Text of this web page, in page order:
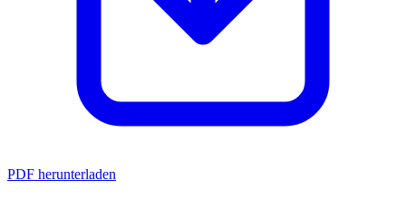
PDF herunterladen